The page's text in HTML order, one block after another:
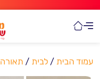
עמוד הבית / לבית / תאורה